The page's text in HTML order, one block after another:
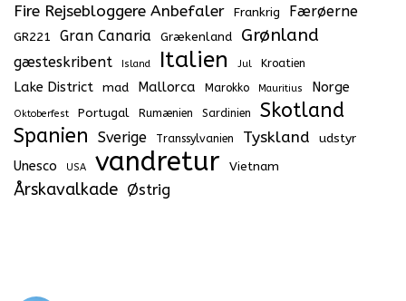
Fire Rejsebloggere Anbefaler Frankrig Færøerne
GR221 Gran Canaria Grækenland Grønland
gæsteskribent Island Italien Jul Kroatien
Lake District mad Mallorca Marokko Mauritius Norge
Oktoberfest Portugal Rumænien Sardinien
Skotland
Spanien
Sverige Transsylvanien Tyskland udstyr
Unesco USA vandretur Vietnam
Årskavalkade Østrig